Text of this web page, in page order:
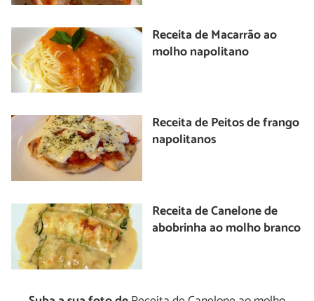
Receita de Macarrão ao
molho napolitano
Receita de Peitos de frango
napolitanos
Receita de Canelone de
abobrinha ao molho branco